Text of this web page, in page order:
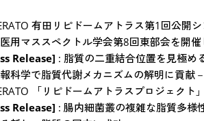
有田リピドームアトラス第1回公開
用マススペクトル学会第8回東部会を開
Release] : 脂質の二重結合位置を見極め
科学で脂質代謝メカニズムの解明に貢献
「リピドームアトラスプロジェクト
Release] : 腸内細菌叢の複雑な脂質多様